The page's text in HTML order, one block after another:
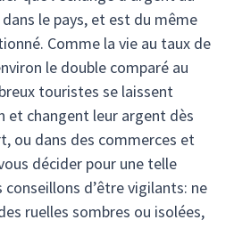
le pays, et est du même
Comme la vie au taux de
le double comparé au
touristes se laissent
changent leur argent dès
ou dans des commerces et
décider pour une telle
d’être vigilants: ne
ruelles sombres ou isolées,